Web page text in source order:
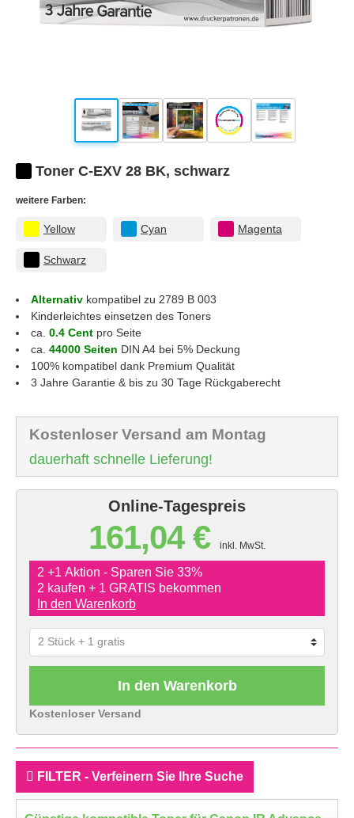
Toner C-EXV 28 BK, schwarz
weitere Farben:
Yellow Cyan Magenta
Schwarz
Alternativ kompatibel zu 2789 B 003
Kinderleichtes einsetzen des Toners
ca. 0.4 Cent pro Seite
ca. 44000 Seiten DIN A4 bei 5% Deckung
100% kompatibel dank Premium Qualität
3 Jahre Garantie & bis zu 30 Tage Rückgaberecht
Kostenloser Versand am Montag
dauerhaft schnelle Lieferung!
Online-Tagespreis
161,04 € inkl. MwSt.
2 +1 Aktion - Sparen Sie 33%
2 kaufen + 1 GRATIS bekommen
In den Warenkorb
In den Warenkorb
Kostenloser Versand
FILTER - Verfeinern Sie Ihre Suche